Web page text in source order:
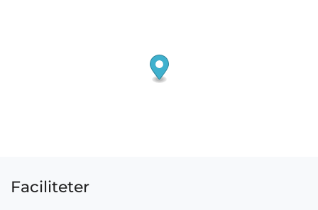
Faciliteter